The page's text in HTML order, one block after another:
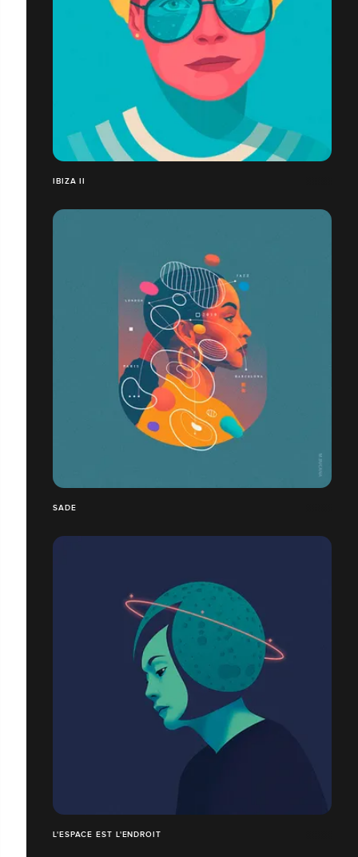
IBIZA II
SADE
L'ESPACE EST L'ENDROIT